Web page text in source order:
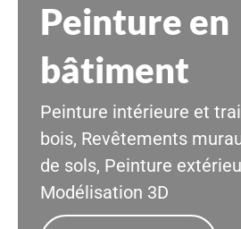
Peinture en
bâtiment
Peinture intérieure et
bois, Revêtements
de sols, Peinture
Modélisation 3D